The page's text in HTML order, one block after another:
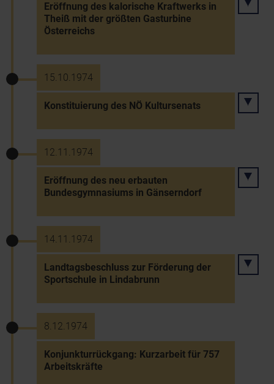
Eröffnung des kalorische Kraftwerks in
Theiß mit der größten Gasturbine
Österreichs
15.10.1974
Konstituierung des NÖ Kultursenats
12.11.1974
Eröffnung des neu erbauten
Bundesgymnasiums in Gänserndorf
14.11.1974
Landtagsbeschluss zur Förderung der
Sportschule in Lindabrunn
8.12.1974
Konjunkturrückgang: Kurzarbeit für 757
Arbeitskräfte